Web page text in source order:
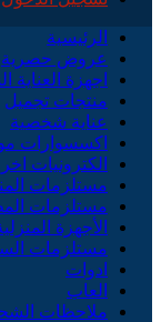
الرئيسية
عروض حصرية
اجهزة العناية
منتجات تجميل
عناية شخصية
اكسسوارات
الكترونيات
مستلزمات
مستلزمات
الأجهزة
مستلزمات
ادوات
العاب
ملاحظات